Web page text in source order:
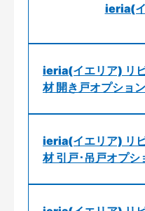
ieria(
ieria(イエリア) リ
材 開き戸オプション
ieria(イエリア) リ
材 引戸･吊戸オプシ